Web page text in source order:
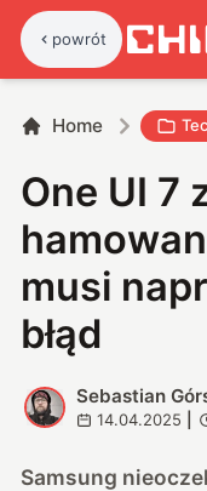
powrót
Home
One UI 7
musi
błąd
S
Sebastian
14.04.2025
Samsung